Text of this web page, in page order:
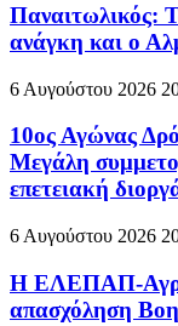
Παναιτωλικός:
ανάγκη και ο
6 Αυγούστου 2026
10ος Αγώνας
Μεγάλη
επετειακή
6 Αυγούστου 2026
Η ΕΛΕΠΑΠ-
απασχόληση